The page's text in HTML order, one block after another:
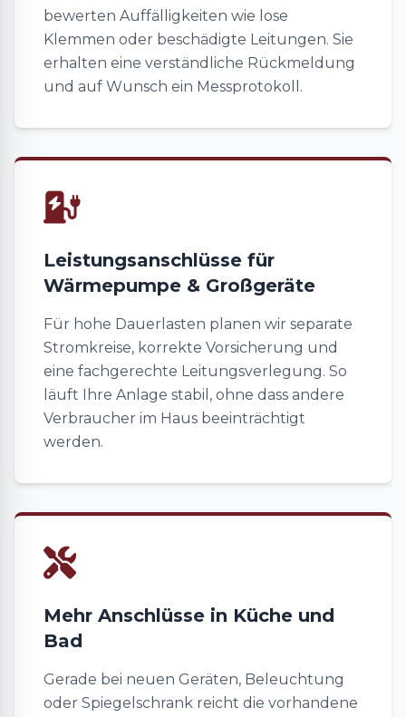
bewerten Auffälligkeiten wie lose
Klemmen oder beschädigte Leitungen. Sie
erhalten eine verständliche Rückmeldung
und auf Wunsch ein Messprotokoll.
Leistungsanschlüsse für
Wärmepumpe & Großgeräte
Für hohe Dauerlasten planen wir separate
Stromkreise, korrekte Vorsicherung und
eine fachgerechte Leitungsverlegung. So
läuft Ihre Anlage stabil, ohne dass andere
Verbraucher im Haus beeinträchtigt
werden.
Mehr Anschlüsse in Küche und
Bad
Gerade bei neuen Geräten, Beleuchtung
oder Spiegelschrank reicht die vorhandene